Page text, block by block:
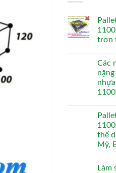
trơn
Các
nhựa
thể
Mỹ,
Làm